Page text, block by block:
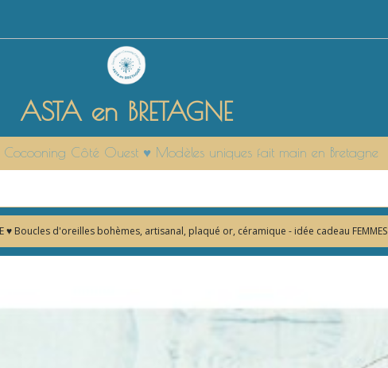
ASTA en BRETAGNE
Cocooning Côté Ouest ♥ Modèles uniques fait main en Bretagne
♥ Boucles d'oreilles bohèmes, artisanal, plaqué or, céramique - idée cadeau FEMMES